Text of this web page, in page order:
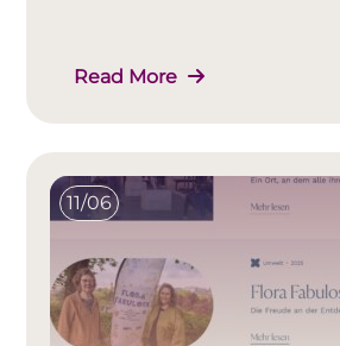
Read More
11/06